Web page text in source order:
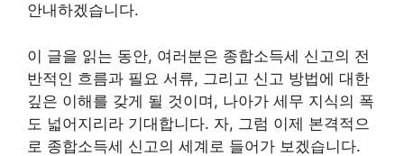
안내하겠습니다.
이 글을 읽는 동안, 여러분은 종합소득세 신고의 전
반적인 흐름과 필요 서류, 그리고 신고 방법에 대한
깊은 이해를 갖게 될 것이며, 나아가 세무 지식의 폭
도 넓어지리라 기대합니다. 자, 그럼 이제 본격적으
로 종합소득세 신고의 세계로 들어가 보겠습니다.